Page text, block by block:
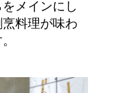
メインにし
料理が味わ